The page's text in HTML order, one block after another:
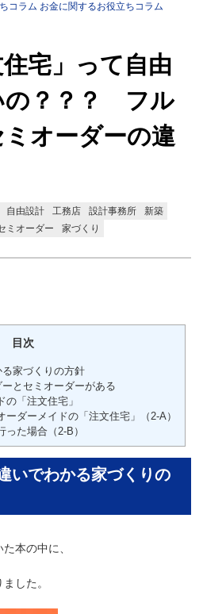
コラム お金に関するお役立ちコラム
宅」って自由
の？？？ フル
オーダーの違
自由設計 工務店 設計事務所
新築
ミオーダー 家づくり
目次
る家づくりの方針
ーとセミオーダーがある
「注文住宅」
ダーメイドの「注文住宅」（2-A）
た場合（2-B）
いでわかる家づくりの
本の中に、
した。